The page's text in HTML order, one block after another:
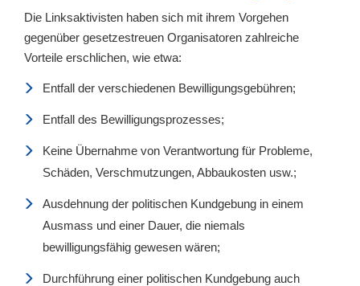
Die Linksaktivisten haben sich mit ihrem Vorgehen
gegenüber gesetzestreuen Organisatoren zahlreiche
Vorteile erschlichen, wie etwa:
Entfall der verschiedenen Bewilligungsgebühren;
Entfall des Bewilligungsprozesses;
Keine Übernahme von Verantwortung für Probleme,
Schäden, Verschmutzungen, Abbaukosten usw.;
Ausdehnung der politischen Kundgebung in einem
Ausmass und einer Dauer, die niemals
bewilligungsfähig gewesen wären;
Durchführung einer politischen Kundgebung auch